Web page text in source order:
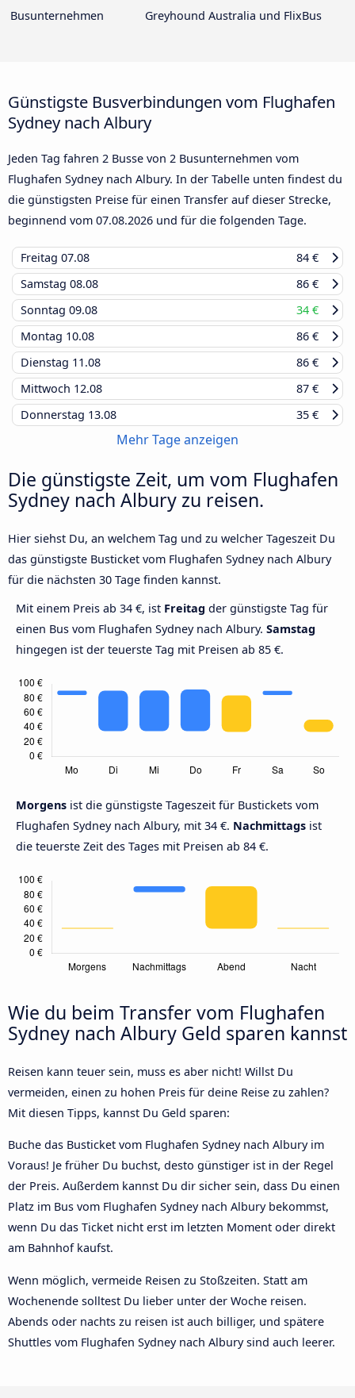
Busunternehmen
Greyhound Australia und FlixBus
Günstigste Busverbindungen vom Flughafen
Sydney nach Albury
Jeden Tag fahren 2 Busse von 2 Busunternehmen vom
Flughafen Sydney nach Albury. In der Tabelle unten findest du
die günstigsten Preise für einen Transfer auf dieser Strecke,
beginnend vom 07.08.2026 und für die folgenden Tage.
Freitag 07.08
84 €
Samstag 08.08
86 €
Sonntag 09.08
34 €
Montag 10.08
86 €
Dienstag 11.08
86 €
Mittwoch 12.08
87 €
Donnerstag 13.08 35 €
Mehr Tage anzeigen
Die günstigste Zeit, um vom Flughafen
Sydney nach Albury zu reisen.
Hier siehst Du, an welchem Tag und zu welcher Tageszeit Du
das günstigste Busticket vom Flughafen Sydney nach Albury
für die nächsten 30 Tage finden kannst.
Mit einem Preis ab 34 €, ist Freitag der günstigste Tag für
einen Bus vom Flughafen Sydney nach Albury. Samstag
hingegen ist der teuerste Tag mit Preisen ab 85 €.
Morgens ist die günstigste Tageszeit für Bustickets vom
Flughafen Sydney nach Albury, mit 34 €. Nachmittags ist
die teuerste Zeit des Tages mit Preisen ab 84 €.
Wie du beim Transfer vom Flughafen
Sydney nach Albury Geld sparen kannst
Reisen kann teuer sein, muss es aber nicht! Willst Du
vermeiden, einen zu hohen Preis für deine Reise zu zahlen?
Mit diesen Tipps, kannst Du Geld sparen:
Buche das Busticket vom Flughafen Sydney nach Albury im
Voraus! Je früher Du buchst, desto günstiger ist in der Regel
der Preis. Außerdem kannst Du dir sicher sein, dass Du einen
Platz im Bus vom Flughafen Sydney nach Albury bekommst,
wenn Du das Ticket nicht erst im letzten Moment oder direkt
am Bahnhof kaufst.
Wenn möglich, vermeide Reisen zu Stoßzeiten. Statt am
Wochenende solltest Du lieber unter der Woche reisen.
Abends oder nachts zu reisen ist auch billiger, und spätere
Shuttles vom Flughafen Sydney nach Albury sind auch leerer.